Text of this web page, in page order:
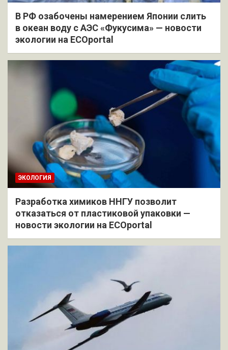
В РФ озабочены намерением Японии слить
в океан воду с АЭС «Фукусима» — новости
экологии на ECOportal
ЭКОЛОГИЯ
Разработка химиков ННГУ позволит
отказаться от пластиковой упаковки —
новости экологии на ECOportal